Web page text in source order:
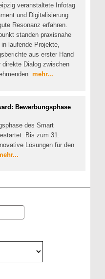
veranstaltete Infotag
und Digitalisierung
Resonanz erfahren.
standen praxisnahe
laufende Projekte,
aus erster Hand
direkte Dialog zwischen
mehr...
Bewerbungsphase
des Smart
Bis zum 31.
Lösungen für den